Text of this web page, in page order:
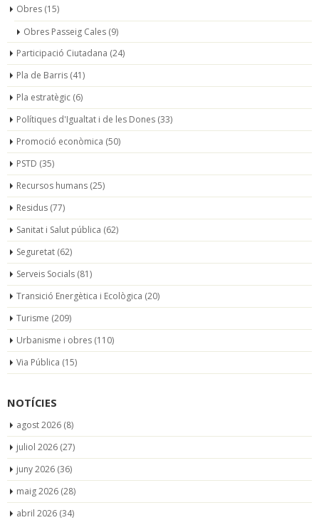
Obres (15)
Obres Passeig Cales (9)
Participació Ciutadana (24)
Pla de Barris (41)
Pla estratègic (6)
Polítiques d'Igualtat i de les Dones (33)
Promoció econòmica (50)
PSTD (35)
Recursos humans (25)
Residus (77)
Sanitat i Salut pública (62)
Seguretat (62)
Serveis Socials (81)
Transició Energètica i Ecològica (20)
Turisme (209)
Urbanisme i obres (110)
Via Pública (15)
NOTÍCIES
agost 2026 (8)
juliol 2026 (27)
juny 2026 (36)
maig 2026 (28)
abril 2026 (34)